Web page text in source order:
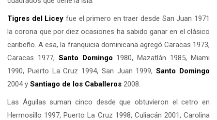
Tigres del Licey fue el primero en traer desde San Juan 1971
la corona que por diez ocasiones ha sabido ganar en el clásico
caribeño. A esa, la franquicia dominicana agregó Caracas 1973,
Caracas 1977, Santo Domingo 1980, Mazatlán 1985, Miami
1990, Puerto La Cruz 1994, San Juan 1999,Santo Domingo
2004 y Santiago de los Caballeros 2008.
Las Águilas suman cinco desde que obtuvieron el cetro en
Hermosillo 1997, Puerto La Cruz 1998, Culiacán 2001, Carolina